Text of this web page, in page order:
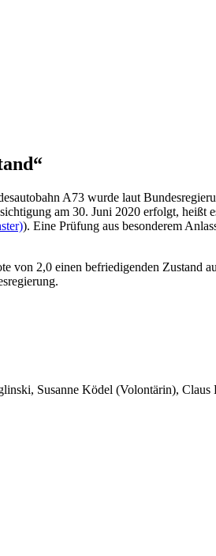
A73 wurde laut
am 30. Juni 2020 erfolgt, heißt
). Eine Prüfung aus besonderem
2,0 einen befriedigenden Zustand
Susanne Ködel (Volontärin), Claus